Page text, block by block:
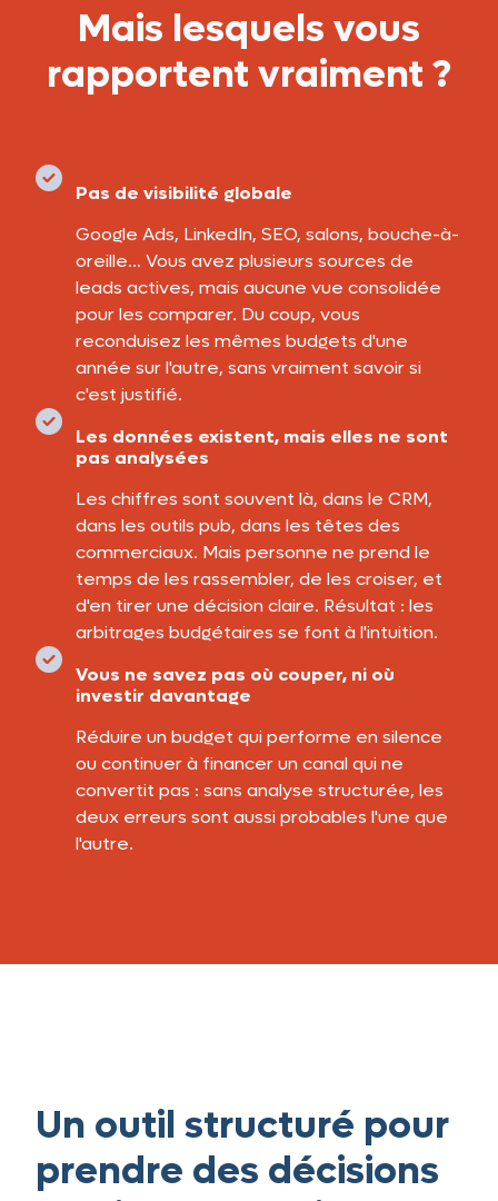
Mais lesquels vous
rapportent vraiment ?
Pas de visibilité globale
Google Ads, LinkedIn, SEO, salons, bouche-à-
oreille… Vous avez plusieurs sources de
leads actives, mais aucune vue consolidée
pour les comparer. Du coup, vous
reconduisez les mêmes budgets d'une
année sur l'autre, sans vraiment savoir si
c'est justifié.
Les données existent, mais elles ne sont
pas analysées
Les chiffres sont souvent là, dans le CRM,
dans les outils pub, dans les têtes des
commerciaux. Mais personne ne prend le
temps de les rassembler, de les croiser, et
d'en tirer une décision claire. Résultat : les
arbitrages budgétaires se font à l'intuition.
Vous ne savez pas où couper, ni où
investir davantage
Réduire un budget qui performe en silence
ou continuer à financer un canal qui ne
convertit pas : sans analyse structurée, les
deux erreurs sont aussi probables l'une que
l'autre.
Un outil structuré pour
prendre des décisions